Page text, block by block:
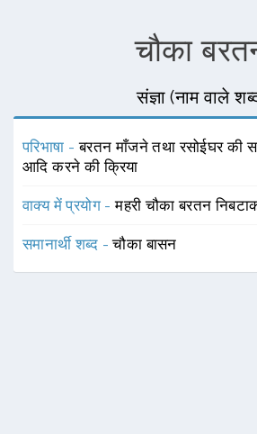
चौका
संज्ञा (नाम वाले
परिभाषा -बरतन माँजने तथा रसोईघर की
आदि करने की क्रिया
वाक्य में प्रयोग -महरी चौका बरतन
समानार्थी शब्द -चौका बासन